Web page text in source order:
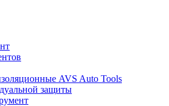
AVS Auto Tools
защиты